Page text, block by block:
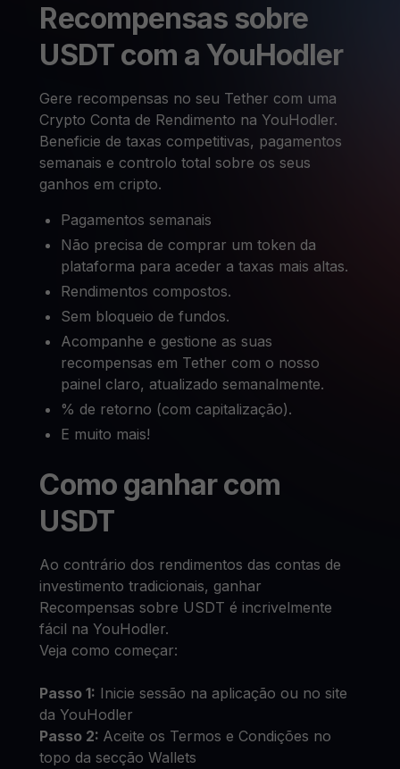
Recompensas sobre
USDT com a YouHodler
Gere recompensas no seu Tether com uma
Crypto Conta de Rendimento na YouHodler.
Beneficie de taxas competitivas, pagamentos
semanais e controlo total sobre os seus
ganhos em cripto.
Pagamentos semanais
Não precisa de comprar um token da
plataforma para aceder a taxas mais altas.
Rendimentos compostos.
Sem bloqueio de fundos.
Acompanhe e gestione as suas
recompensas em Tether com o nosso
painel claro, atualizado semanalmente.
% de retorno (com capitalização).
E muito mais!
Como ganhar com
USDT
Ao contrário dos rendimentos das contas de
investimento tradicionais, ganhar
Recompensas sobre USDT é incrivelmente
fácil na YouHodler.
Veja como começar:
Passo 1: Inicie sessão na aplicação ou no site
da YouHodler
Passo 2: Aceite os Termos e Condições no
topo da secção Wallets